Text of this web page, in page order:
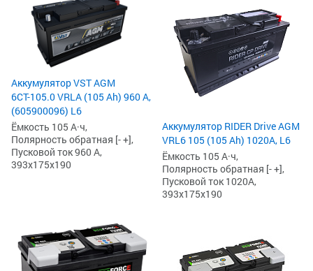
Аккумулятор VST AGM
6СТ-105.0 VRLA (105 Ah) 960 А,
(605900096) L6
Ёмкость 105 А·ч,
Полярность обратная [- +],
Пусковой ток 960 А,
393x175x190
Аккумулятор RIDER Drive AGM
VRL6 105 (105 Ah) 1020А, L6
Ёмкость 105 А·ч,
Полярность обратная [- +],
Пусковой ток 1020А,
393x175x190